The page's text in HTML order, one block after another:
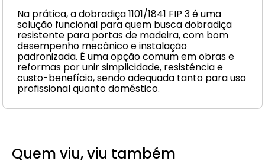
Na prática, a dobradiça 1101/1841 FIP 3 é uma
solução funcional para quem busca dobradiça
resistente para portas de madeira, com bom
desempenho mecânico e instalação
padronizada. É uma opção comum em obras e
reformas por unir simplicidade, resistência e
custo-benefício, sendo adequada tanto para uso
profissional quanto doméstico.
Quem viu, viu também